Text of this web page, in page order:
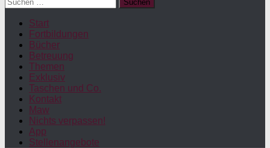
nach:
Start
Fortbildungen
Bücher
Betreuung
Themen
Exklusiv
Taschen und Co.
Kontakt
Maw
Nichts verpassen!
App
Stellenangebote